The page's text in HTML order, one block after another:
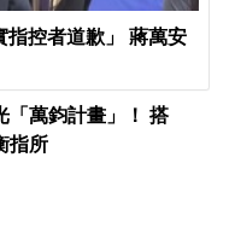
指控者道歉」 蔣萬安
「萬鈞計畫」！ 搭
指所